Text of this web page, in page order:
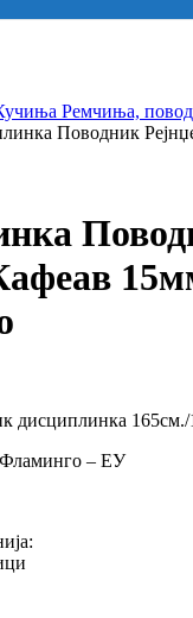
Ремчиња,
Поводник
дисциплинка
– ЕУ